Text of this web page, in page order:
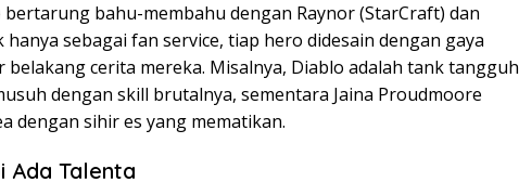
bahu-membahu dengan Raynor (StarCraft) dan
hanya sebagai fan service, tiap hero didesain dengan gaya
belakang cerita mereka. Misalnya, Diablo adalah tank tangguh
dengan skill brutalnya, sementara Jaina Proudmoore
dengan sihir es yang mematikan.
Ada Talenta